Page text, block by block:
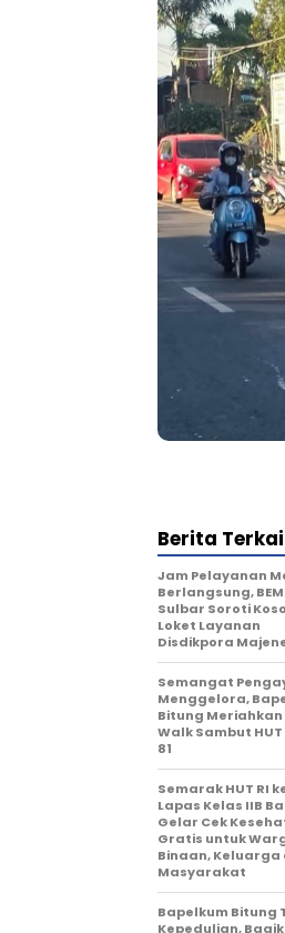
Berita
Jam Pelayanan
Berlangsung,
Sulbar Soroti
Loket Layanan
Disdikpora
Semangat
Menggelora,
Bitung Meriahkan
Walk Sambut HUT
81
Semarak HUT RI
Lapas Kelas IIB
Gelar Cek
Gratis untuk
Binaan, Keluarga
Masyarakat
Bapelkum Bitung
Kepedulian,